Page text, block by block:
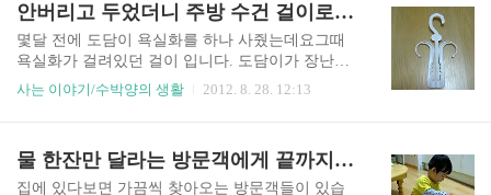
분은 일일이 펴고 심하게 손상된 부분은 잘라서 보
수하고우선 급한 곳 부터 온가족이 매달려 작업을
했..
까지 지우기엔일이 너무 많아서 거의 방치해두고
있다가남편이 쉬는 날 마음 먹고 물감 얼룩 지우기
에 나섰습니다. 우선 뭘로 지우면 좋을지 인터넷에
검색을 했는데요장판에 생긴 볼펜이나 잉크 자국
은 알코올을 이용하면 된다고 나오더군요.물파스
른 곳에도 저리 얼룩이 생겼답니다. 유통기한이 지
난 알코올이 집에 있긴 했지만 전부 그..
안버리고 두었더니 주방 수건 걸이로 딱이야~
몇달 전에 도담이 욕실화를 하나 사줬는데요그때
욕실화가 걸려있던 걸이 입니다. 도담이가 장난감
삼아 가지고 놀길래 안버리고 놔뒀었는데지금은
근데 도담이가 자꾸만 만지고 가만두질 않아서위
험하다 생각하고 있던 차에 요 욕실화 걸이가 눈에
사는 이야기/수박양의 생활 2012. 8. 28. 12:13
물 한잔만 달라는 방문객에게 끝까지 안줬더니
집에 있다보면 가끔씩 찾아오는 방문객들이 있습